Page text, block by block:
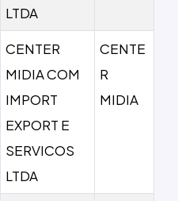
LTDA
CENTER
MIDIA COM
IMPORT
EXPORT E
SERVICOS
LTDA
CENTE
R
MIDIA